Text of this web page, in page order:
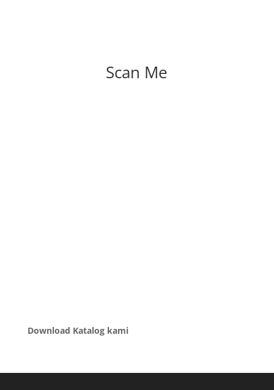
Scan Me
Download Katalog kami